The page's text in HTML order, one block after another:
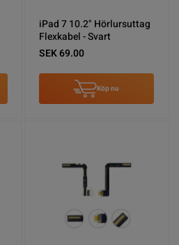
iPad 7 10.2" Hörlursuttag
Flexkabel - Svart
SEK 69.00
Köp nu